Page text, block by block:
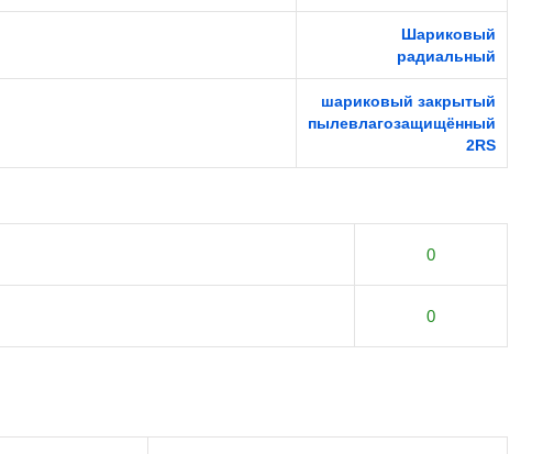
Шариковый
радиальный
шариковый закрытый
пылевлагозащищённый
2RS
0
0